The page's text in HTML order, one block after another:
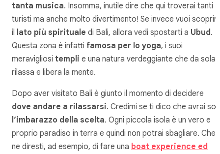
tanta musica. Insomma, inutile dire che qui troverai tanti
turisti ma anche molto divertimento! Se invece vuoi
il
lato più spirituale di Bali, allora vedi spostarti a Ubud .
Questa zona è infatti famosa per lo yoga, i suoi
meravigliosi templi e una natura verdeggiante che da sola
rilassa e libera la mente.
Dopo aver visitato Bali è giunto il momento di decidere
dove andare a rilassarsi. Credimi se ti dico che avrai
l’imbarazzo della scelta. Ogni piccola isola è un vero e
proprio paradiso in terra e quindi non potrai sbagliare. Che
ne diresti, ad esempio, di fare una boat experience ed